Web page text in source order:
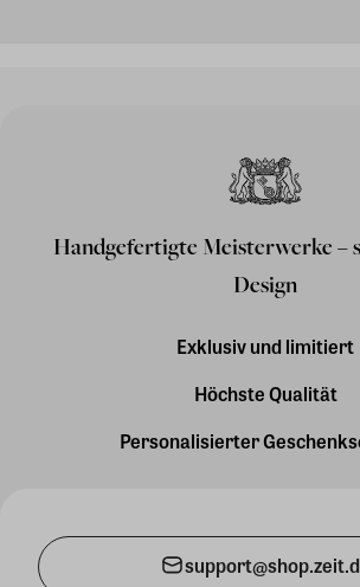
Handgefertigte Meisterwerke –
Design
Exklusiv und limitiert
Höchste Qualität
Personalisierter